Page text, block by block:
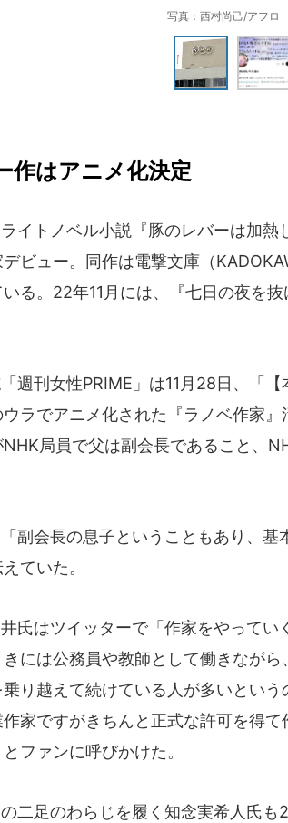
写真：西村尚己/アフロ
作はアニメ化決定
イトノベル小説『豚のレバーは加熱
ビュー。同作は電撃文庫（
る。22年11月には、『七日の夜を
週刊女性PRIME」は11月28日、「
ラでアニメ化された『ラノベ作家
局員で父は副会長であること、
副会長の息子ということもあり、基
ていた。
氏はツイッターで「作家をやってい
には公務員や教師として働きなが
り越えて続けている人が多いという
作家ですがきちんと正式な許可を得
ファンに呼びかけた。
二足のわらじを履く知念実希人氏も